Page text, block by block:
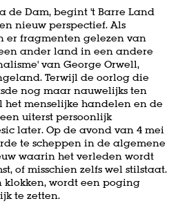
de Dam, begint 't Barre Land
nieuw perspectief. Als
er fragmenten gelezen van
ander land in een andere
van George Orwell,
Terwijl de oorlog die
nog maar nauwelijks ten
het menselijke handelen en de
uiterst persoonlijk
later. Op de avond van 4 mei
te scheppen in de algemene
waarin het verleden wordt
of misschien zelfs wel stilstaat.
klokken, wordt een poging
te zetten.